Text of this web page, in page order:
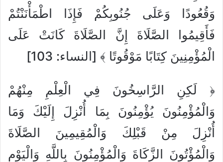
وَقُعُودًا وَعَلَى جُنُوبِكُمْ فَإِذَا اطْمَأْنَنْتُمْ
فَأَقِيمُوا الصَّلَاةَ إِنَّ الصَّلَاةَ كَانَتْ عَلَى
الْمُؤْمِنِينَ كِتَابًا مَوْقُوتًا ﴾ [النساء: 103]
﴿ لَكِنِ الرَّاسِخُونَ فِي الْعِلْمِ مِنْهُمْ
وَالْمُؤْمِنُونَ يُؤْمِنُونَ بِمَا أُنْزِلَ إِلَيْكَ وَمَا
أُنْزِلَ مِنْ قَبْلِكَ وَالْمُقِيمِينَ الصَّلَاةَ
وَالْمُؤْتُونَ الزَّكَاةَ وَالْمُؤْمِنُونَ بِاللَّهِ وَالْيَوْمِ